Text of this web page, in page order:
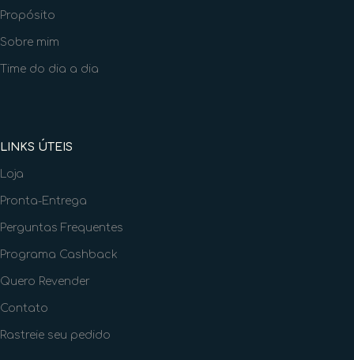
Propósito
Sobre mim
Time do dia a dia
LINKS ÚTEIS
Loja
Pronta-Entrega
Perguntas Frequentes
Programa Cashback
Quero Revender
Contato
Rastreie seu pedido